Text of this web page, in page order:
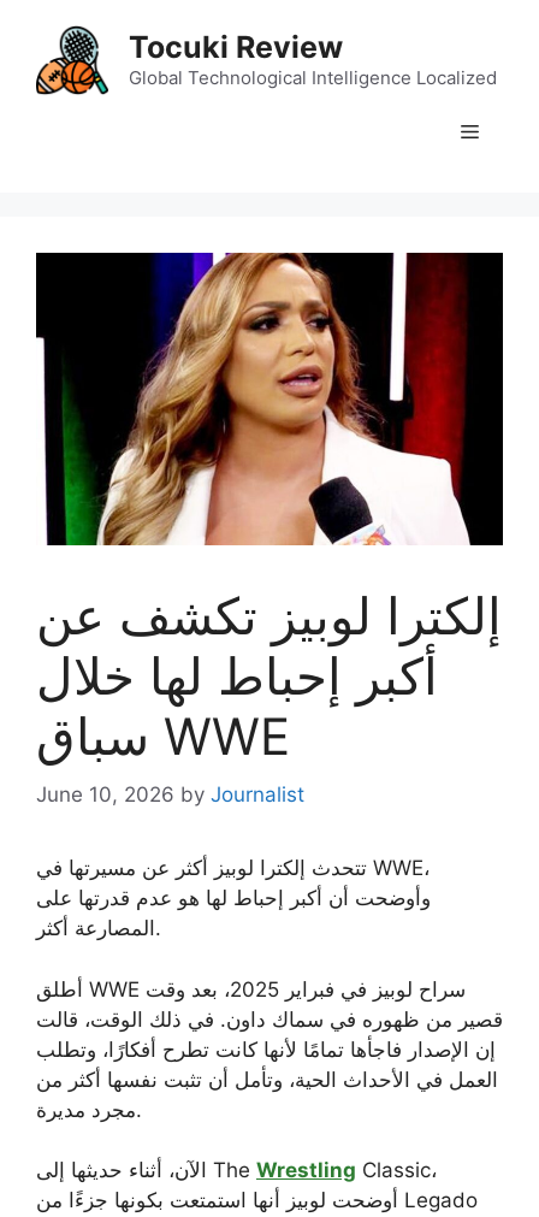
content
Tocuki Review
Global Technological Intelligence Localized
Menu
إلكترا لوبيز تكشف عن
أكبر إحباط لها خلال
سباق WWE
June 10, 2026 by Journalist
تتحدث إلكترا لوبيز أكثر عن مسيرتها في WWE،
وأوضحت أن أكبر إحباط لها هو عدم قدرتها على
المصارعة أكثر.
أطلق WWE سراح لوبيز في فبراير 2025، بعد وقت
قصير من ظهوره في سماك داون. في ذلك الوقت، قالت
إن الإصدار فاجأها تمامًا لأنها كانت تطرح أفكارًا، وتطلب
العمل في الأحداث الحية، وتأمل أن تثبت نفسها أكثر من
مجرد مديرة.
الآن، أثناء حديثها إلى The Wrestling Classic،
أوضحت لوبيز أنها استمتعت بكونها جزءًا من Legado